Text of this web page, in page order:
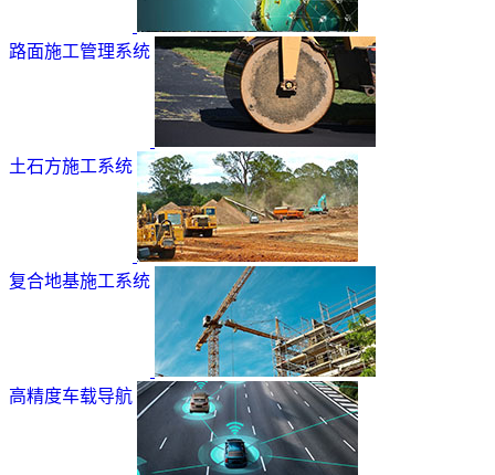
路面施工管理系统
土石方施工系统
复合地基施工系统
高精度车载导航